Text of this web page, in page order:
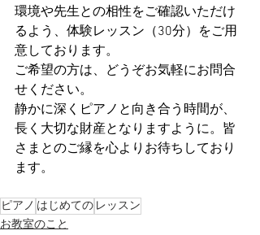
環境や先生との相性をご確認いただけ
るよう、体験レッスン（30分）をご用
意しております。
ご希望の方は、どうぞお気軽にお問合
せください。
静かに深くピアノと向き合う時間が、
長く大切な財産となりますように。皆
さまとのご縁を心よりお待ちしており
ます。
ピアノ はじめての レッスン
お教室のこと